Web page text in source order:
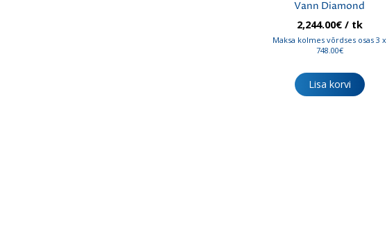
Vann Diamond
2,244.00€/ tk
Maksa kolmes võrdses osas 3 x
748.00€
Lisa korvi